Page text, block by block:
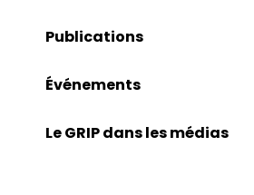
Publications
Événements
Le GRIP dans les médias